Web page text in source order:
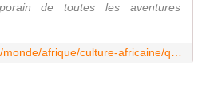
de toutes les aventures